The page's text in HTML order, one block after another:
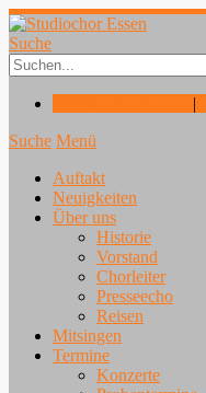
Suche
|
Suche Menü
Auftakt
Neuigkeiten
Über uns
Historie
Vorstand
Chorleiter
Presseecho
Reisen
Mitsingen
Termine
Konzerte